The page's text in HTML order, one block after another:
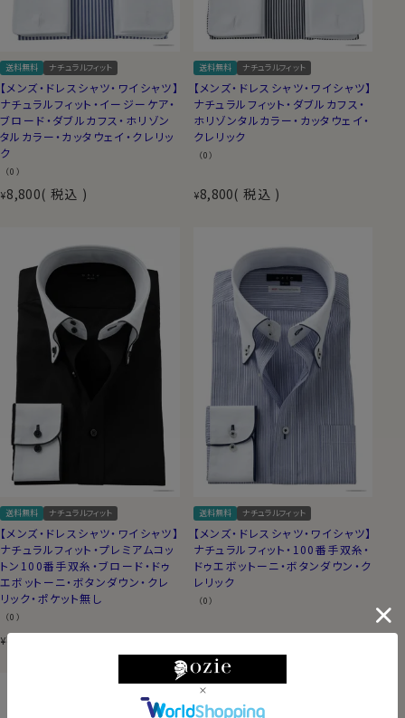
送料無料 ナチュラルフィット
【メンズ・ドレスシャツ・ワイシャツ】
ナチュラルフィット・イージーケア・
ブロード・ダブルカフス・ホリゾン
タルカラー・カッタウェイ・クレリッ
ク
（0）
¥8,800 税込
送料無料 ナチュラルフィット
【メンズ・ドレスシャツ・ワイシャツ】
ナチュラルフィット・ダブルカフス・
ホリゾンタルカラー・カッタウェイ・
クレリック
（0）
¥8,800 税込
送料無料 ナチュラルフィット
【メンズ・ドレスシャツ・ワイシャツ】
ナチュラルフィット・プレミアムコッ
トン100番手双糸・ブロード・ドゥ
エボットーニ・ボタンダウン・クレ
リック・ポケット無し
（0）
¥8,800
送料無料 ナチュラルフィット
【メンズ・ドレスシャツ・ワイシャツ】
ナチュラルフィット・100番手双糸・
ドゥエボットーニ・ボタンダウン・ク
レリック
（0）